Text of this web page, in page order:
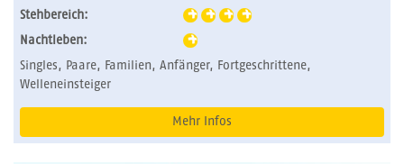
Stehbereich:
Nachtleben:
Singles, Paare, Familien, Anfänger, Fortgeschrittene,
Welleneinsteiger
Mehr Infos